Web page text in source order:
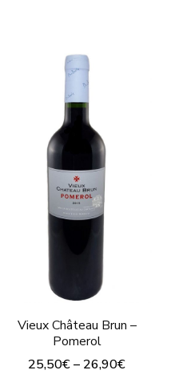
tiene
múltiples
variantes.
Las
opciones
se
pueden
elegir
de
producto
Vieux Château Brun –
Pomerol
25,50€– 26,90€